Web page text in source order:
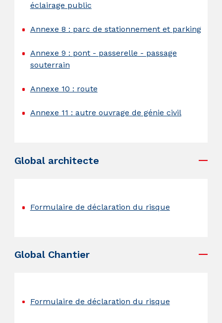
éclairage public
Annexe 8 : parc de stationnement et parking
Annexe 9 : pont - passerelle - passage
souterrain
Annexe 10 : route
Annexe 11 : autre ouvrage de génie civil
Global architecte
Formulaire de déclaration du risque
Global Chantier
Formulaire de déclaration du risque